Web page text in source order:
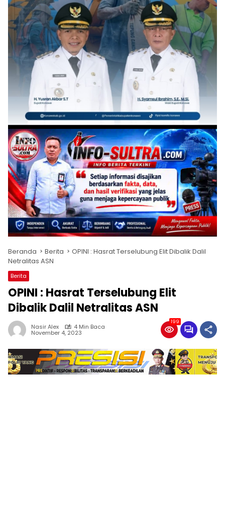
Beranda Berita
OPINI : Hasrat Terselubung Elit Dibalik Dalil
Netralitas ASN
Berita
OPINI : Hasrat Terselubung Elit
Dibalik Dalil Netralitas ASN
Nasir Alex 4 Min Baca
November 4, 2023
199